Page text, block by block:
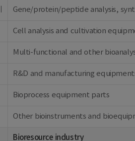
Gene/protein/peptide analysis,
Cell analysis and cultivation
Multi-functional and other
R&D and manufacturing
Bioprocess equipment parts
Other bioinstruments and
Bioresource industry